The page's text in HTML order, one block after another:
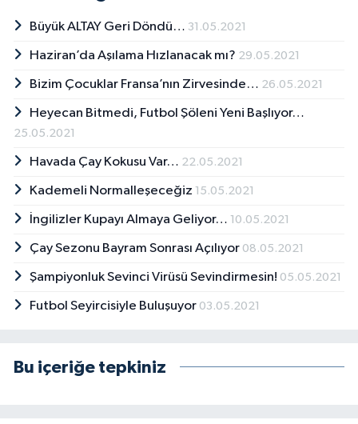
Büyük ALTAY Geri Döndü… 31.05.2021
Haziran’da Aşılama Hızlanacak mı? 29.05.2021
Bizim Çocuklar Fransa’nın Zirvesinde… 26.05.2021
Heyecan Bitmedi, Futbol Şöleni Yeni Başlıyor…
25.05.2021
Havada Çay Kokusu Var… 22.05.2021
Kademeli Normalleşeceğiz 15.05.2021
İngilizler Kupayı Almaya Geliyor… 10.05.2021
Çay Sezonu Bayram Sonrası Açılıyor 08.05.2021
Şampiyonluk Sevinci Virüsü Sevindirmesin! 05.05.2021
Futbol Seyircisiyle Buluşuyor 03.05.2021
Bu içeriğe tepkiniz